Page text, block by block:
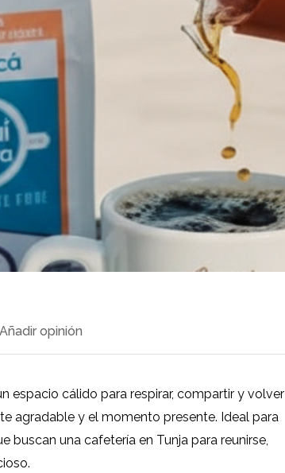
Añadir opinión
espacio cálido para respirar, compartir y volver
agradable y el momento presente. Ideal para
buscan una cafetería en Tunja para reunirse,